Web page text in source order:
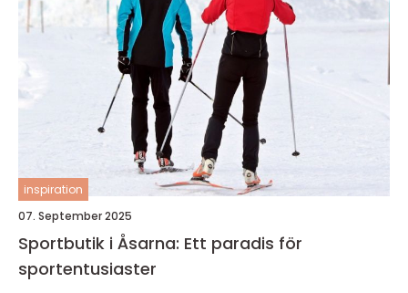
inspiration
07. September 2025
Sportbutik i Åsarna: Ett paradis för
sportentusiaster